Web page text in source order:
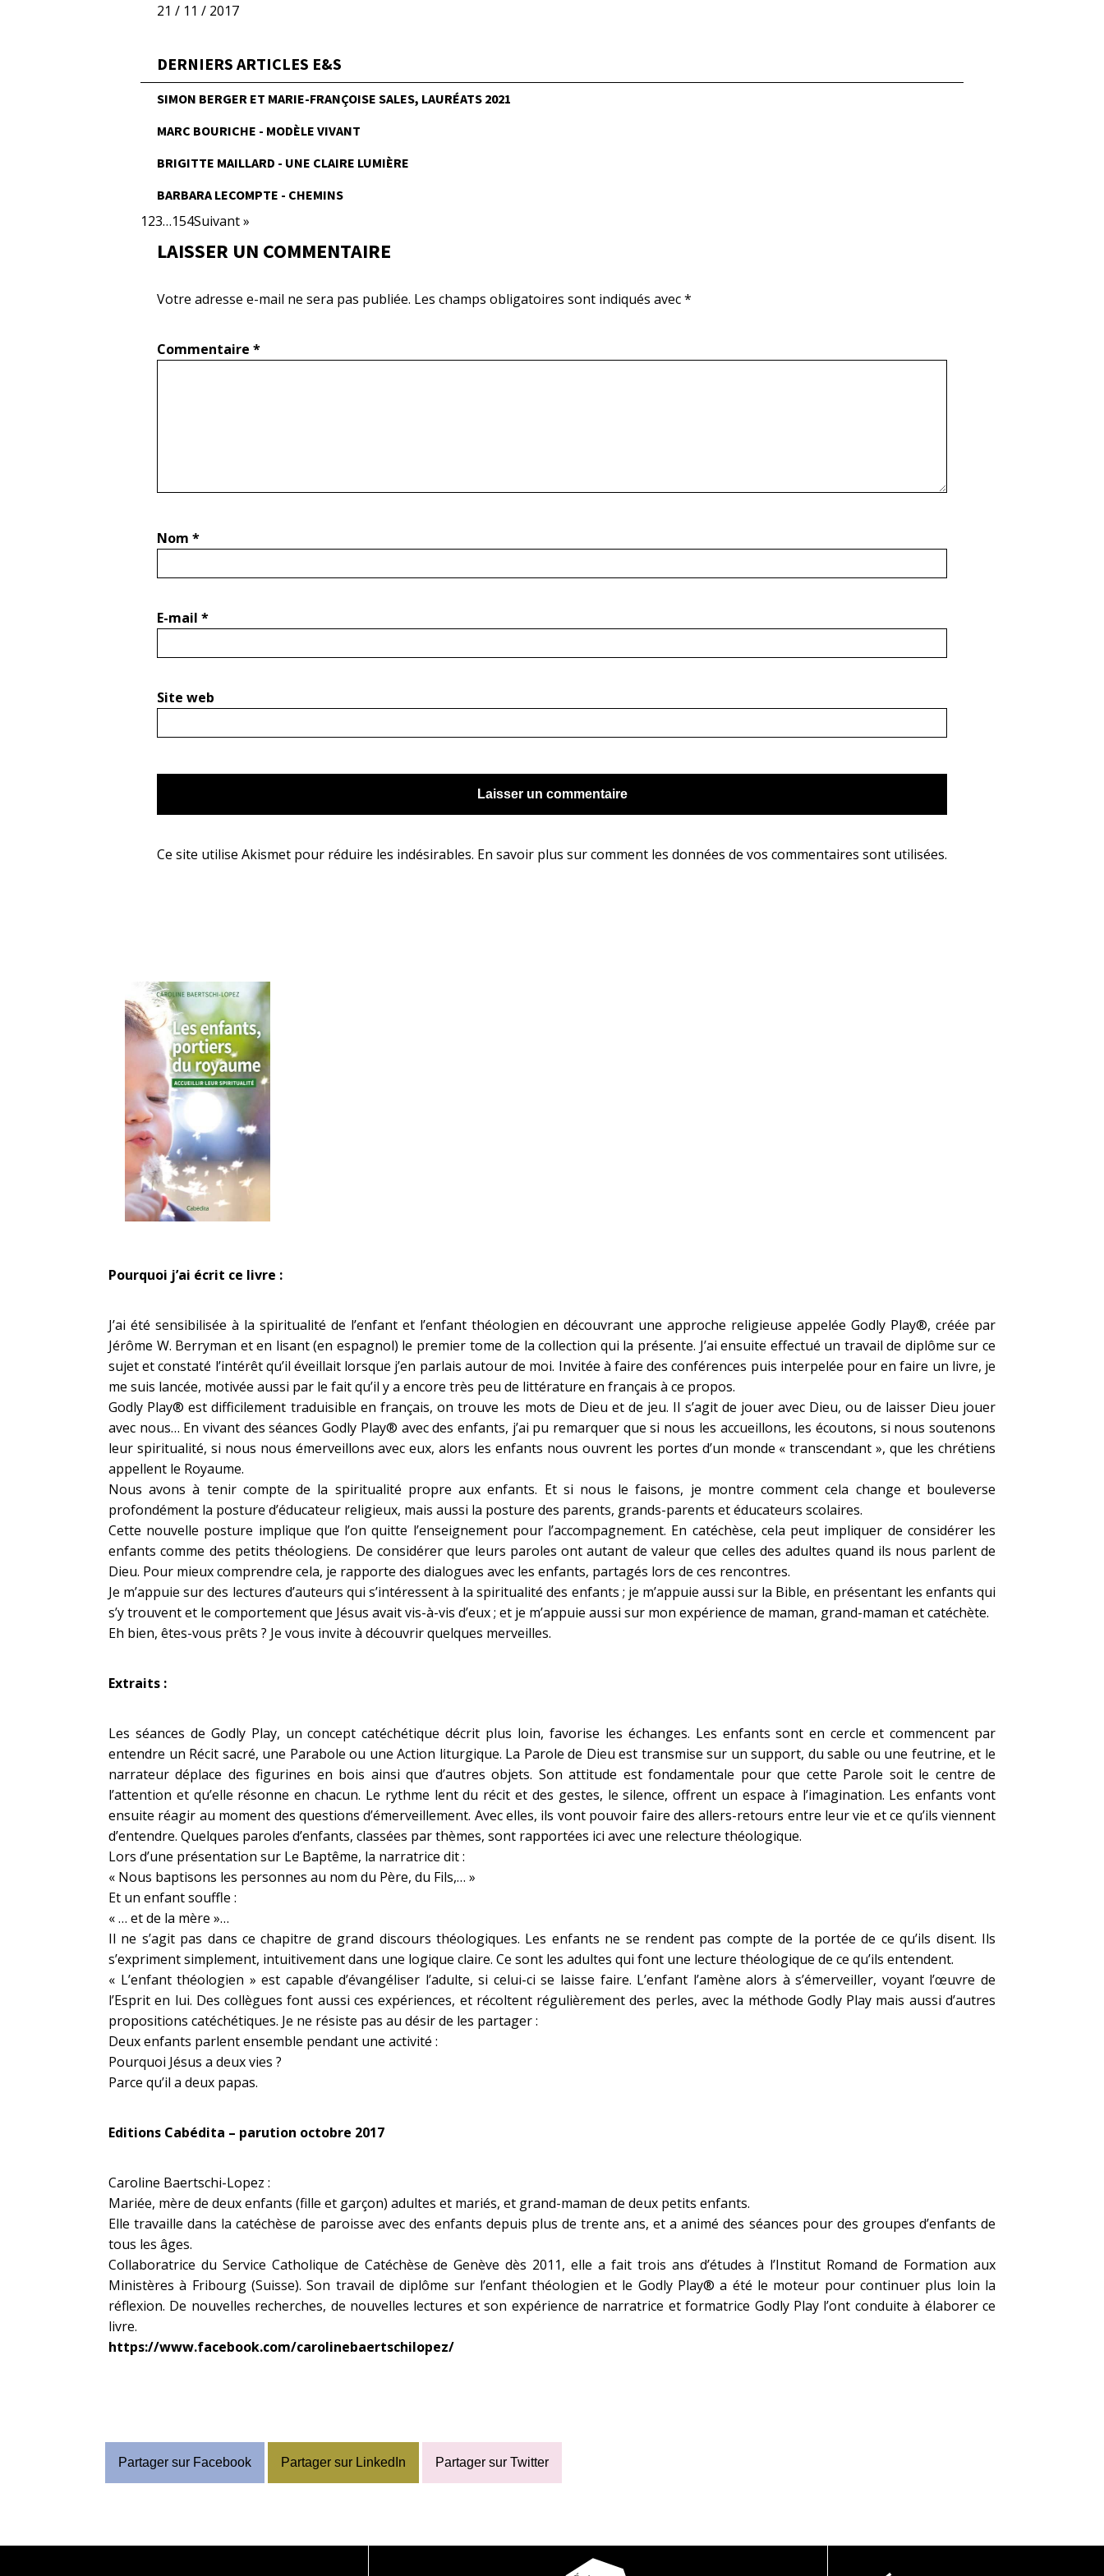
21 / 11 / 2017
DERNIERS ARTICLES E&S
SIMON BERGER ET MARIE-FRANÇOISE SALES, LAURÉATS 2021
MARC BOURICHE - MODÈLE VIVANT
BRIGITTE MAILLARD - UNE CLAIRE LUMIÈRE
BARBARA LECOMPTE - CHEMINS
123…154Suivant »
LAISSER UN COMMENTAIRE
Votre adresse e-mail ne sera pas publiée. Les champs obligatoires sont indiqués avec*
Commentaire *
Nom *
E-mail *
Site web
Ce site utilise Akismet pour réduire les indésirables. En savoir plus sur comment les données de vos commentaires sont utilisées.
Pourquoi j’ai écrit ce livre :
J’ai été sensibilisée à la spiritualité de l’enfant et l’enfant théologien en découvrant une approche religieuse appelée Godly Play®, créée par
Jérôme W. Berryman et en lisant (en espagnol) le premier tome de la collection qui la présente. J’ai ensuite effectué un travail de diplôme sur ce
sujet et constaté l’intérêt qu’il éveillait lorsque j’en parlais autour de moi. Invitée à faire des conférences puis interpelée pour en faire un livre, je
me suis lancée, motivée aussi par le fait qu’il y a encore très peu de littérature en français à ce propos.
Godly Play® est difficilement traduisible en français, on trouve les mots de Dieu et de jeu. Il s’agit de jouer avec Dieu, ou de laisser Dieu jouer
avec nous… En vivant des séances Godly Play® avec des enfants, j’ai pu remarquer que si nous les accueillons, les écoutons, si nous soutenons
leur spiritualité, si nous nous émerveillons avec eux, alors les enfants nous ouvrent les portes d’un monde « transcendant », que les chrétiens
appellent le Royaume.
Nous avons à tenir compte de la spiritualité propre aux enfants. Et si nous le faisons, je montre comment cela change et bouleverse
profondément la posture d’éducateur religieux, mais aussi la posture des parents, grands-parents et éducateurs scolaires.
Cette nouvelle posture implique que l’on quitte l’enseignement pour l’accompagnement. En catéchèse, cela peut impliquer de considérer les
enfants comme des petits théologiens. De considérer que leurs paroles ont autant de valeur que celles des adultes quand ils nous parlent de
Dieu. Pour mieux comprendre cela, je rapporte des dialogues avec les enfants, partagés lors de ces rencontres.
Je m’appuie sur des lectures d’auteurs qui s’intéressent à la spiritualité des enfants ; je m’appuie aussi sur la Bible, en présentant les enfants qui
s’y trouvent et le comportement que Jésus avait vis-à-vis d’eux ; et je m’appuie aussi sur mon expérience de maman, grand-maman et catéchète.
Eh bien, êtes-vous prêts ? Je vous invite à découvrir quelques merveilles.
Extraits :
Les séances de Godly Play, un concept catéchétique décrit plus loin, favorise les échanges. Les enfants sont en cercle et commencent par
entendre un Récit sacré, une Parabole ou une Action liturgique. La Parole de Dieu est transmise sur un support, du sable ou une feutrine, et le
narrateur déplace des figurines en bois ainsi que d’autres objets. Son attitude est fondamentale pour que cette Parole soit le centre de
l’attention et qu’elle résonne en chacun. Le rythme lent du récit et des gestes, le silence, offrent un espace à l’imagination. Les enfants vont
ensuite réagir au moment des questions d’émerveillement. Avec elles, ils vont pouvoir faire des allers-retours entre leur vie et ce qu’ils viennent
d’entendre. Quelques paroles d’enfants, classées par thèmes, sont rapportées ici avec une relecture théologique.
Lors d’une présentation sur Le Baptême, la narratrice dit :
« Nous baptisons les personnes au nom du Père, du Fils,… »
Et un enfant souffle :
« … et de la mère »…
Il ne s’agit pas dans ce chapitre de grand discours théologiques. Les enfants ne se rendent pas compte de la portée de ce qu’ils disent. Ils
s’expriment simplement, intuitivement dans une logique claire. Ce sont les adultes qui font une lecture théologique de ce qu’ils entendent.
« L’enfant théologien » est capable d’évangéliser l’adulte, si celui-ci se laisse faire. L’enfant l’amène alors à s’émerveiller, voyant l’œuvre de
l’Esprit en lui. Des collègues font aussi ces expériences, et récoltent régulièrement des perles, avec la méthode Godly Play mais aussi d’autres
propositions catéchétiques. Je ne résiste pas au désir de les partager :
Deux enfants parlent ensemble pendant une activité :
Pourquoi Jésus a deux vies ?
Parce qu’il a deux papas.
Editions Cabédita – parution octobre 2017
Caroline Baertschi-Lopez :
Mariée, mère de deux enfants (fille et garçon) adultes et mariés, et grand-maman de deux petits enfants.
Elle travaille dans la catéchèse de paroisse avec des enfants depuis plus de trente ans, et a animé des séances pour des groupes d’enfants de
tous les âges.
Collaboratrice du Service Catholique de Catéchèse de Genève dès 2011, elle a fait trois ans d’études à l’Institut Romand de Formation aux
Ministères à Fribourg (Suisse). Son travail de diplôme sur l’enfant théologien et le Godly Play® a été le moteur pour continuer plus loin la
réflexion. De nouvelles recherches, de nouvelles lectures et son expérience de narratrice et formatrice Godly Play l’ont conduite à élaborer ce
livre.
https://www.facebook.com/carolinebaertschilopez/
Partager sur Facebook Partager sur LinkedIn Partager sur Twitter